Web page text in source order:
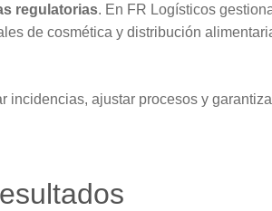
regulatorias. En FR Logísticos
de cosmética y distribución
incidencias, ajustar procesos y